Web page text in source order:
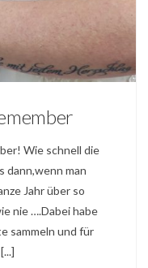
Wie schnell die
dann,wenn man
Jahr über so
nie ….Dabei habe
sammeln und für